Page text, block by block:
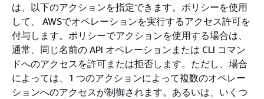
は、以下のアクションを指定できます。ポリシーを使用
して、 AWSでオペレーションを実行するアクセス許可を
付与します。ポリシーでアクションを使用する場合は、
通常、同じ名前の API オペレーションまたは CLI コマン
ドへのアクセスを許可または拒否します。ただし、場合
によっては、1 つのアクションによって複数のオペレー
ションへのアクセスが制御されます。あるいは、いくつ